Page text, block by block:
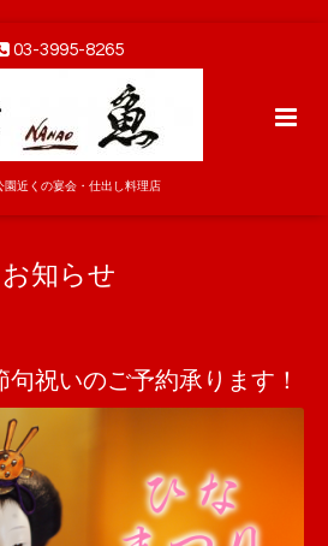
03-3995-8265
園近くの宴会・仕出し料理店
お知らせ
句祝いのご予約承ります！